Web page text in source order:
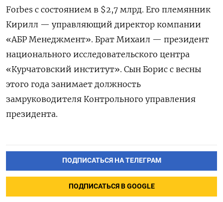
Forbes с состоянием в $2,7 млрд. Его племянник
Кирилл — управляющий директор компании
«АБР Менеджмент». Брат Михаил — президент
национального исследовательского центра
«Курчатовский институт». Сын Борис с весны
этого года занимает должность
замруководителя Контрольного управления
президента.
ПОДПИСАТЬСЯ НА ТЕЛЕГРАМ
ПОДПИСАТЬСЯ В GOOGLE